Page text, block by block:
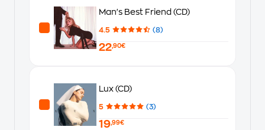
Man's Best Friend (CD)
4.5 (8)
22,90€
Lux (CD)
5 (3)
19,99€